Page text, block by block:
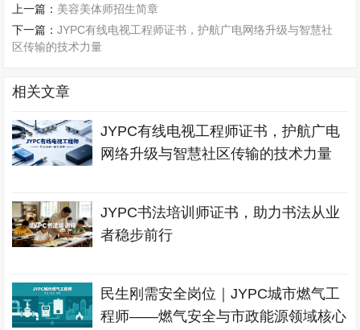
上一篇： 美容美体师招生简章
下一篇：JYPC有线电视工程师证书，护航广电网络升级与智慧社
区传输的技术力量
相关文章
JYPC有线电视工程师证书，护航广电
网络升级与智慧社区传输的技术力量
JYPC书法培训师证书，助力书法从业
者稳步前行
民生刚需安全岗位｜JYPC城市燃气工
程师——燃气安全与市政能源领域核心